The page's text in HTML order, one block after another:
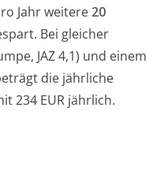
Jahr weitere 20
Bei gleicher
JAZ 4,1) und einem
die jährliche
234 EUR jährlich.